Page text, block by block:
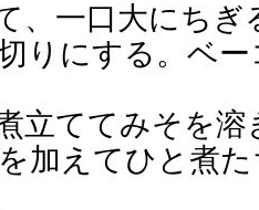
、一口大にちぎ
りにする。ベ
立ててみそを
加えてひと煮